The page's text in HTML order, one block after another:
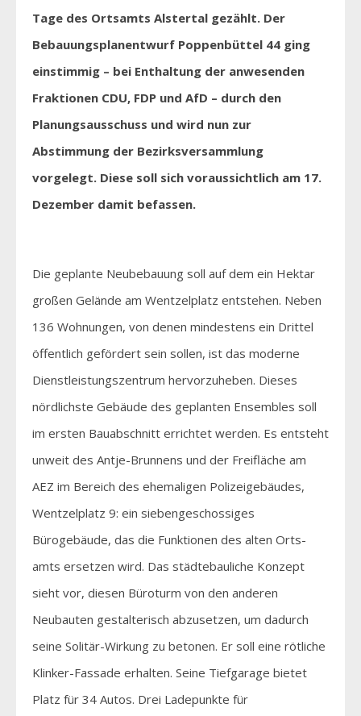
Tage des Ortsamts Alstertal gezählt. Der
Bebauungsplanentwurf Poppenbüttel 44 ging
einstimmig – bei Enthaltung der anwesenden
Fraktionen CDU, FDP und AfD – durch den
Planungsausschuss und wird nun zur
Abstimmung der Bezirksversammlung
vorgelegt. Diese soll sich voraussichtlich am 17.
Dezember damit befassen.
Die geplante Neubebauung soll auf dem ein Hektar
großen Gelände am Wentzelplatz entstehen. Neben
136 Wohnungen, von denen mindestens ein Drittel
öffentlich gefördert sein sollen, ist das moderne
Dienstleistungszentrum hervorzuheben. Dieses
nördlichste Gebäude des geplanten Ensembles soll
im ersten Bauabschnitt errichtet werden. Es entsteht
unweit des Antje-Brunnens und der Freifläche am
AEZ im Bereich des ehemaligen Polizeigebäudes,
Wentzelplatz 9: ein siebengeschossiges
Bürogebäude, das die Funktionen des alten Orts-
amts ersetzen wird. Das städtebauliche Konzept
sieht vor, diesen Büroturm von den anderen
Neubauten gestalterisch abzusetzen, um dadurch
seine Solitär-Wirkung zu betonen. Er soll eine rötliche
Klinker-Fassade erhalten. Seine Tiefgarage bietet
Platz für 34 Autos. Drei Ladepunkte für